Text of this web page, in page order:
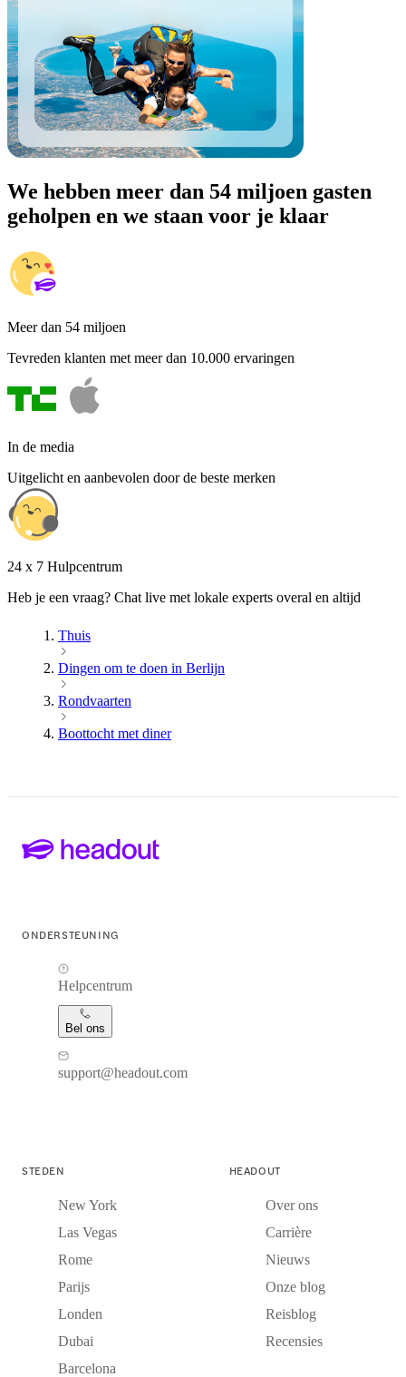
We hebben meer dan 54 miljoen gasten
geholpen en we staan voor je klaar
Meer dan 54 miljoen
Tevreden klanten met meer dan 10.000 ervaringen
In de media
Uitgelicht en aanbevolen door de beste merken
24 x 7 Hulpcentrum
Heb je een vraag? Chat live met lokale experts overal en altijd
Thuis
Dingen om te doen in Berlijn
Rondvaarten
Boottocht met diner
ONDERSTEUNING
Helpcentrum
Bel ons
support@headout.com
STEDEN
New York
Las Vegas
Rome
Parijs
Londen
Dubai
Barcelona
HEADOUT
Over ons
Carrière
Nieuws
Onze blog
Reisblog
Recensies